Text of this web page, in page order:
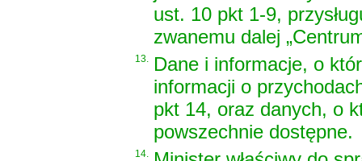
ust. 10 pkt 1-9,
zwanemu dalej
13. Dane i informacje, o
informacji o
pkt 14, oraz danych, o
powszechnie dostępne.
14.